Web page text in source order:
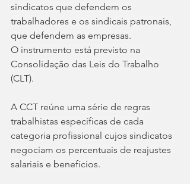
sindicatos que defendem os
trabalhadores e os sindicais patronais,
que defendem as empresas.
O instrumento está previsto na
Consolidação das Leis do Trabalho
(CLT).
A CCT reúne uma série de regras
trabalhistas específicas de cada
categoria profissional cujos sindicatos
negociam os percentuais de reajustes
salariais e benefícios.